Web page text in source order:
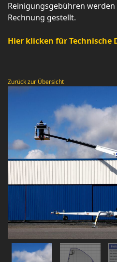
Reinigungsgebühren werden
Rechnung gestellt.
Hier klicken für Technische
Zurück zur Übersicht